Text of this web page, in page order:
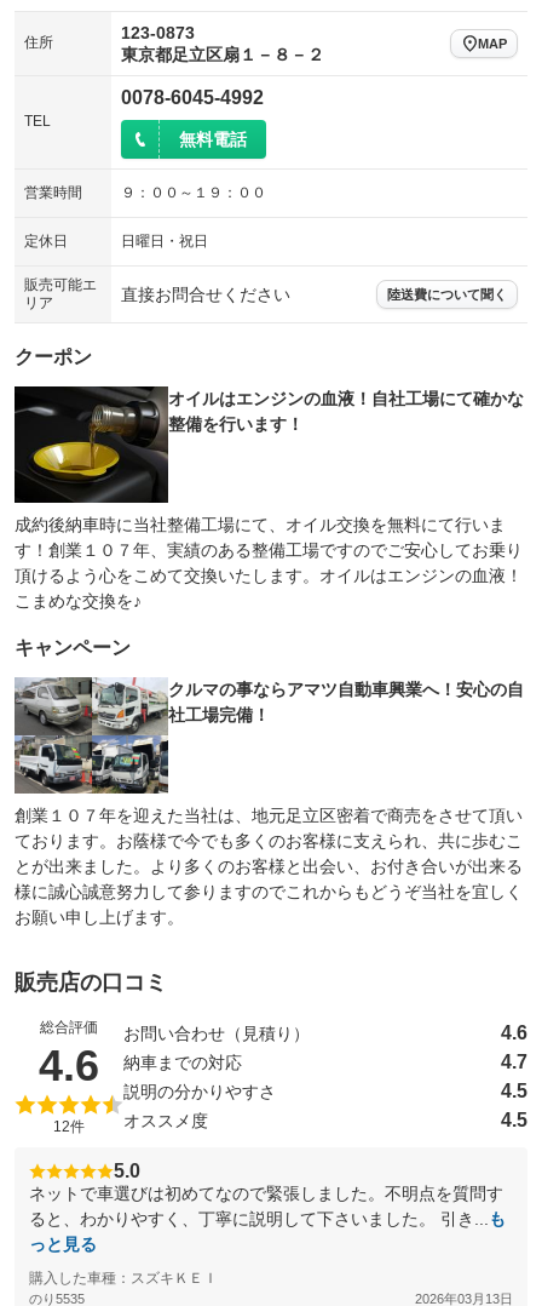
電動格納サードシート
：装備なし
ウォークスルー
電動リアゲート
シートエアコン
：装備なし
サイドカメラ
：装備なし
エアサスペンション
：装備なし
装備略号／用語解説
住所
123-0873
東京都足立区扇１－８－２
MAP
TEL
0078-6045-4992
無料電話
営業時間 ９：００～１９：００
定休日 日曜日・祝日
販売可能エ
リア
直接お問合せください 陸送費について聞く
クーポン
オイルはエンジンの血液！自社工場にて確かな
整備を行います！
成約後納車時に当社整備工場にて、オイル交換を無料にて行いま
す！創業１０７年、実績のある整備工場ですのでご安心してお乗り
頂けるよう心をこめて交換いたします。オイルはエンジンの血液！
こまめな交換を♪
キャンペーン
クルマの事ならアマツ自動車興業へ！安心の自
社工場完備！
創業１０７年を迎えた当社は、地元足立区密着で商売をさせて頂い
ております。お蔭様で今でも多くのお客様に支えられ、共に歩むこ
とが出来ました。より多くのお客様と出会い、お付き合いが出来る
様に誠心誠意努力して参りますのでこれからもどうぞ当社を宜しく
お願い申し上げます。
販売店の口コミ
総合評価
4.6 （5点満点中）
12件
お問い合わせ（見積り） 4.6
納車までの対応 4.7
説明の分かりやすさ 4.5
オススメ度 4.5
5.0
ネットで車選びは初めてなので緊張しました。不明点を質問す
ると、わかりやすく、丁寧に説明して下さいました。 引き...
も
っと見る
購入した車種：スズキＫＥＩ
のり5535 2026年03月13日